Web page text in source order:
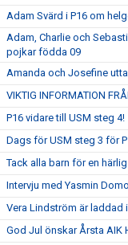
Adam Svärd i P16 om
Adam, Charlie och
pojkar födda 09
Amanda och Josefine
VIKTIG INFORMATION
P16 vidare till USM steg 4!
Dags för USM steg 3 för
Tack alla barn för en
Intervju med Yasmin
Vera Lindström är laddad
God Jul önskar Årsta AIK